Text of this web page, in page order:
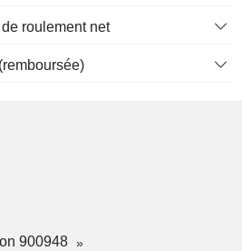
roulement net
900948